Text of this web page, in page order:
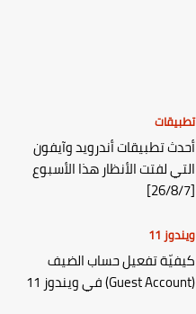
تطبيقات
أحدث تطبيقات أندرويد وآيفون
التي لفتت الأنظار هذا الأسبوع
[26/8/7]
ويندوز 11
كيفيّة تفعيل حساب الضيف
(Guest Account) في ويندوز 11